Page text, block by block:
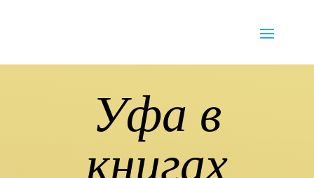
Уфа в
книгах